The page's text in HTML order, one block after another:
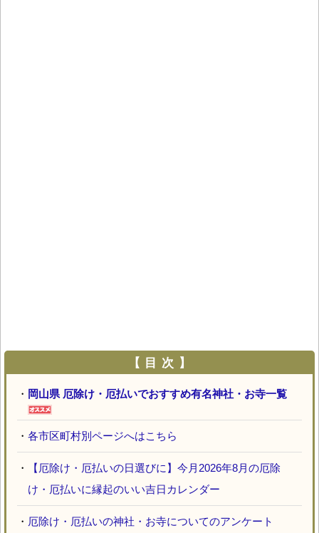
【 目 次 】
・ 岡山県 厄除け・厄払いでおすすめ有名神社・お寺一覧
・ 各市区町村別ページへはこちら
・
【厄除け・厄払いの日選びに】今月2026年8月の厄除
け・厄払いに縁起のいい吉日カレンダー
・ 厄除け・厄払いの神社・お寺についてのアンケート